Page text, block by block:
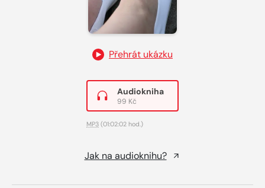
Přehrát ukázku
Audiokniha
99 Kč
MP3 (01:02:02 hod.)
Jak na audioknihu?